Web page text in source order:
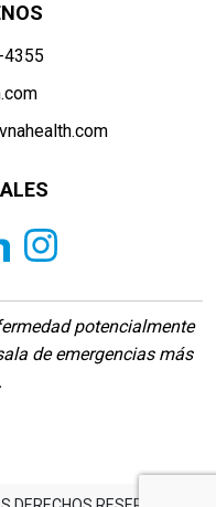
potencialmente
de emergencias más